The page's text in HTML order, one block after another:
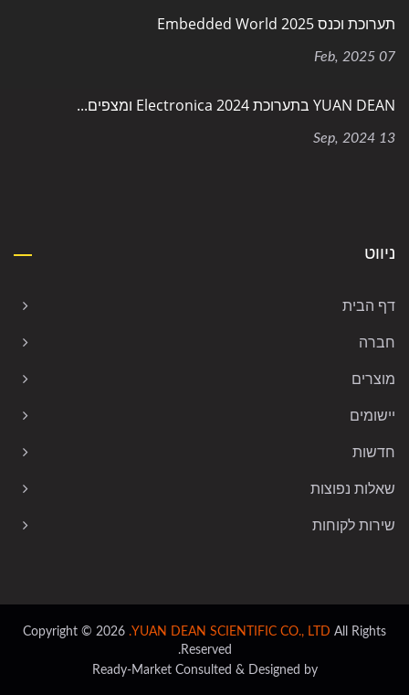
תערוכת וכנס Embedded World 2025
07 Feb, 2025
YUAN DEAN בתערוכת Electronica 2024 ומצפים...
13 Sep, 2024
ניווט
דף הבית
חברה
מוצרים
יישומים
חדשות
שאלות נפוצות
שירות לקוחות
Copyright © 2026 YUAN DEAN SCIENTIFIC CO., LTD. All Rights
Reserved.
Consulted & Designed by
Ready-Market